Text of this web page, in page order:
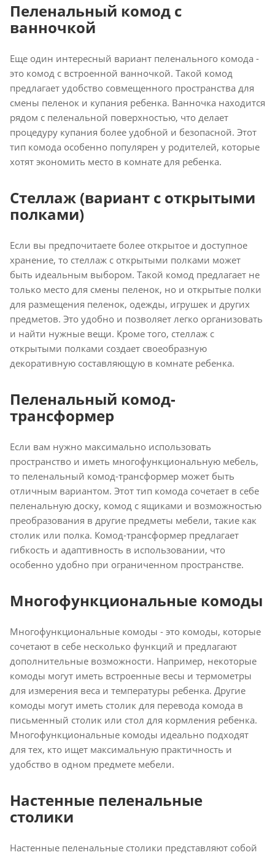
Пеленальный комод с
ванночкой
Еще один интересный вариант пеленального комода -
это комод с встроенной ванночкой. Такой комод
предлагает удобство совмещенного пространства для
смены пеленок и купания ребенка. Ванночка находится
рядом с пеленальной поверхностью, что делает
процедуру купания более удобной и безопасной. Этот
тип комода особенно популярен у родителей, которые
хотят экономить место в комнате для ребенка.
Стеллаж (вариант с открытыми
полками)
Если вы предпочитаете более открытое и доступное
хранение, то стеллаж с открытыми полками может
быть идеальным выбором. Такой комод предлагает не
только место для смены пеленок, но и открытые полки
для размещения пеленок, одежды, игрушек и других
предметов. Это удобно и позволяет легко организовать
и найти нужные вещи. Кроме того, стеллаж с
открытыми полками создает своеобразную
декоративную составляющую в комнате ребенка.
Пеленальный комод-
трансформер
Если вам нужно максимально использовать
пространство и иметь многофункциональную мебель,
то пеленальный комод-трансформер может быть
отличным вариантом. Этот тип комода сочетает в себе
пеленальную доску, комод с ящиками и возможностью
преобразования в другие предметы мебели, такие как
столик или полка. Комод-трансформер предлагает
гибкость и адаптивность в использовании, что
особенно удобно при ограниченном пространстве.
Многофункциональные комоды
Многофункциональные комоды - это комоды, которые
сочетают в себе несколько функций и предлагают
дополнительные возможности. Например, некоторые
комоды могут иметь встроенные весы и термометры
для измерения веса и температуры ребенка. Другие
комоды могут иметь столик для перевода комода в
письменный столик или стол для кормления ребенка.
Многофункциональные комоды идеально подходят
для тех, кто ищет максимальную практичность и
удобство в одном предмете мебели.
Настенные пеленальные
столики
Настенные пеленальные столики представляют собой